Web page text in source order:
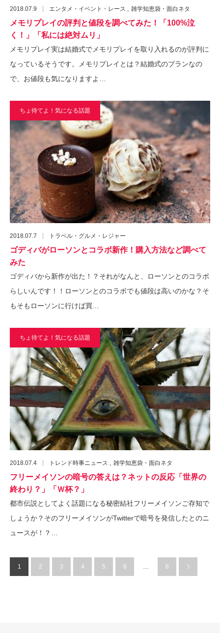
2018.07.9 エンタメ・イベント・レース 雑学知恵袋・面白ネタ
メモリプレイの評判と値段を調べてみた！「100%泣
く！」「私には絶対ムリ」
メモリプレイ実は結婚式でメモリプレイを取り入れるのが評判に
なっているそうです。メモリプレイとは？結婚式のプランなの
で、お値段も気になりますよ…
ちょ待てよ！気になる話題
2018.07.7 トラベル・グルメ・レジャー
ゴディバがローソンとコラボ新作！購入方法など調べて
みた
ゴディバから新作が出た！？それがなんと、ローソンとのコラボ
らしいんです！！ローソンとのコラボでも値段は高いのかな？そ
もそもローソンに行けば買…
ちょ待てよ！気になる話題
2018.07.4 トレンド時事ニュース 雑学知恵袋・面白ネタ
フリーメイソンの暗号の答えは？ネットの反応「世界の
終わり？」「Ｗ杯？」
都市伝説としてよく話題になる秘密結社フリーメイソンご存知で
しょうか？そのフリーメイソンがTwitterで暗号を発信したとのニ
ュースが！？…
1 2 3 4 5 6 … 8